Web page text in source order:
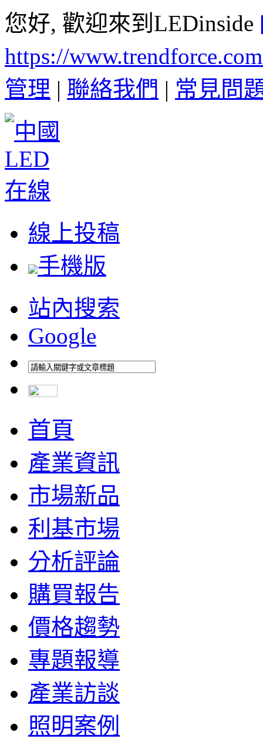
您好, 歡迎來到LEDinside
https://
管理 | 聯絡我們 | 常見問
線上投稿
手機版
站內搜索
Google
首頁
產業資訊
市場新品
利基市場
分析評論
購買報告
價格趨勢
專題報導
產業訪談
照明案例